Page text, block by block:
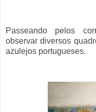
Passeando pelos
observar diversos
azulejos portugueses.